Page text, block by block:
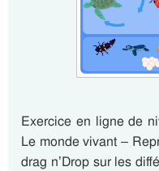
Exercice en ligne de
Le monde vivant –
drag n’Drop sur les